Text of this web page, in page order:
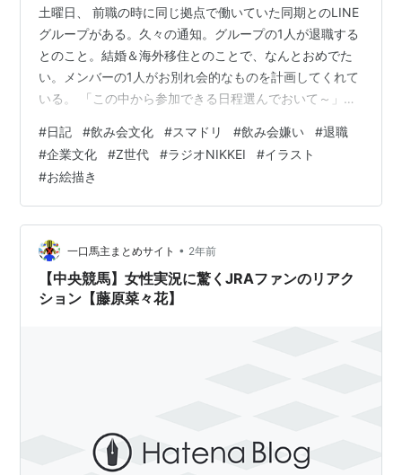
土曜日、 前職の時に同じ拠点で働いていた同期とのLINE
グループがある。久々の通知。グループの1人が退職する
とのこと。結婚＆海外移住とのことで、なんとおめでた
い。メンバーの1人がお別れ会的なものを計画してくれて
いる。 「この中から参加できる日程選んでおいて～」
②4月2日（火）ランチ ③4月3日（水）ランチ ④4月4
日（木）ランチ ⑤4月5日（金）ランチ もちろん、僕は
全て行けない。前職も今も、オフィスは両方とも都内だ
けれど、移動するとなると少なくとも45分くらいはかか
ってしまうだろう。 ランチか。これまでだったら、絶対
に夜、飲み会を兼ねてだ…
#日記 #飲み会文化 #スマドリ #飲み会嫌い #退職
#企業文化 #Z世代 #ラジオNIKKEI #イラスト
#お絵描き
一口馬主まとめサイト • 2年前
【中央競馬】女性実況に驚くJRAファンのリアク
ション【藤原菜々花】